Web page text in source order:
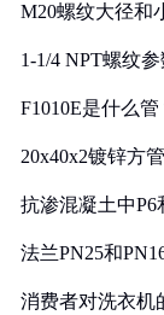
M20螺纹大径和
1-1/4 NPT螺纹
F1010E是什么
20x40x2镀锌方
抗渗混凝土中P6
法兰PN25和
消费者对洗衣机